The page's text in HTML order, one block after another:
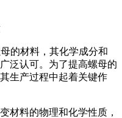
的材料，其化学成分和
泛认可。为了提高螺母的
生产过程中起着关键作
材料的物理和化学性质，